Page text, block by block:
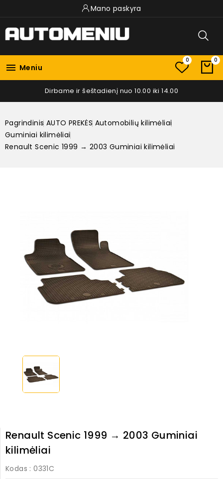
Mano paskyra
 Meniu
0 0
Dirbame ir šeštadienį nuo 10.00 iki 14.00
Pagrindinis AUTO PREKĖS Automobilių kilimėliai
Guminiai kilimėliai
Renault Scenic 1999 → 2003 Guminiai kilimėliai
Renault Scenic 1999 → 2003 Guminiai
kilimėliai
Kodas : 0331C